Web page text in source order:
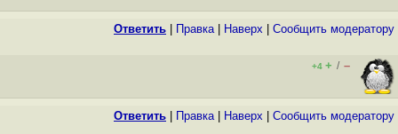
Ответить Правка| Наверх Cообщить модератору
+4 + / –
Ответить Правка| Наверх Cообщить модератору